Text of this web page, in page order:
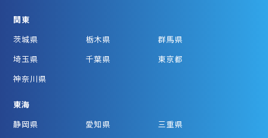
関東
茨城県
栃木県
群馬県
埼玉県
千葉県
東京都
神奈川県
東海
静岡県
愛知県 三重県